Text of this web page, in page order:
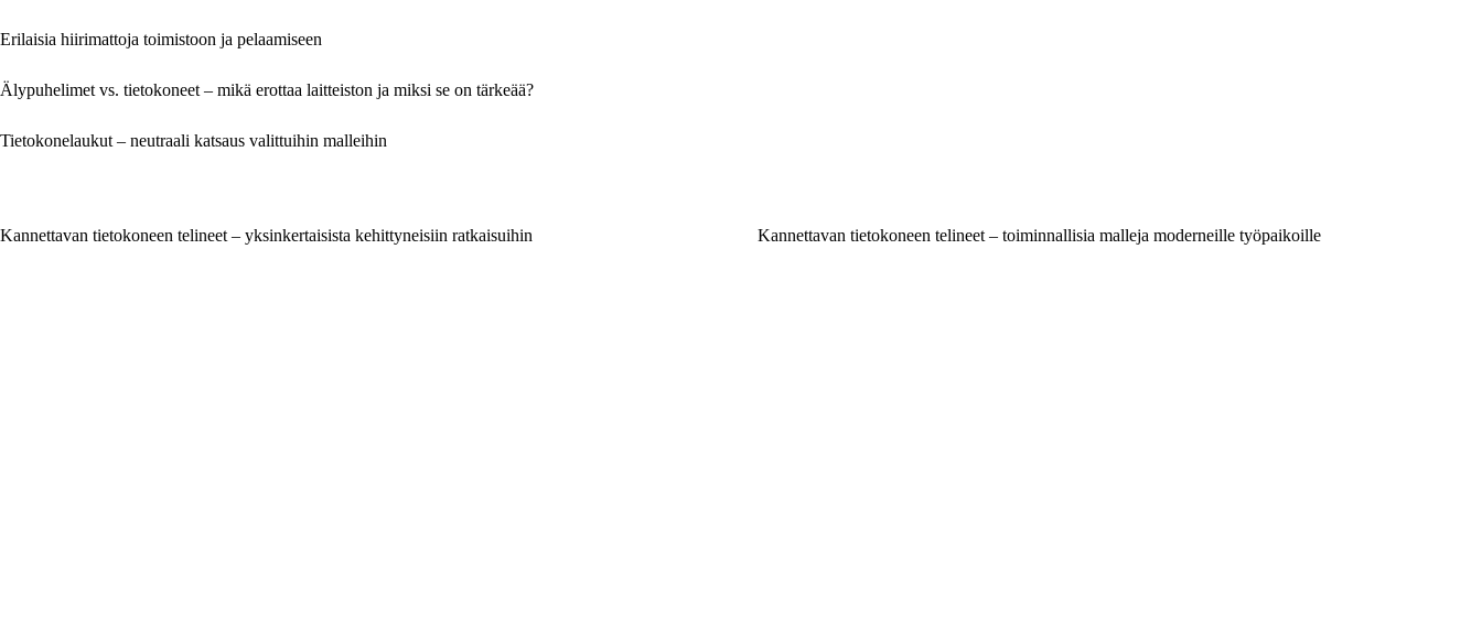
Erilaisia hiirimattoja toimistoon ja pelaamiseen
Älypuhelimet vs. tietokoneet – mikä erottaa laitteiston ja miksi se on tärkeää?
Tietokonelaukut – neutraali katsaus valittuihin malleihin
Kannettavan tietokoneen telineet – yksinkertaisista kehittyneisiin ratkaisuihin Kannettavan tietokoneen telineet – toiminnallisia malleja moderneille työpaikoille